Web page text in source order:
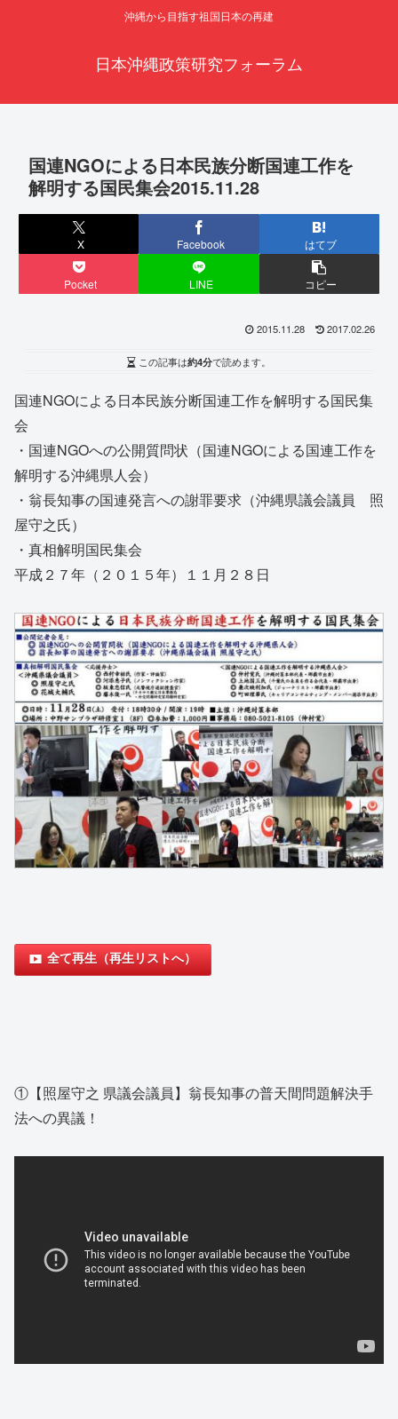
沖縄から目指す祖国日本の再建
日本沖縄政策研究フォーラム
国連NGOによる日本民族分断国連工作を
解明する国民集会2015.11.28
X Facebook はてブ
Pocket LINE コピー
2015.11.28 2017.02.26
この記事は約4分で読めます。
国連NGOによる日本民族分断国連工作を解明する国民集
会
・国連NGOへの公開質問状（国連NGOによる国連工作を
解明する沖縄県人会）
・翁長知事の国連発言への謝罪要求（沖縄県議会議員 照
屋守之氏）
・真相解明国民集会
平成２７年（２０１５年）１１月２８日
全て再生（再生リストへ）
①【照屋守之 県議会議員】翁長知事の普天間問題解決手
法への異議！